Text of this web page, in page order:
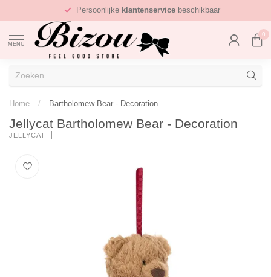
Persoonlijke klantenservicebeschikbaar
MENU
0
Home / Bartholomew Bear - Decoration
Jellycat Bartholomew Bear - Decoration
JELLYCAT